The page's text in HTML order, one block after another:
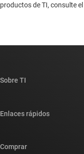
productos de TI, consulte el
Sobre TI
Sala de redacción
Enlaces rápidos
Comprar